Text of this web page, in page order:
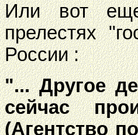
Или вот
прелестях
России :
"... Другое
сейчас
(Агентство